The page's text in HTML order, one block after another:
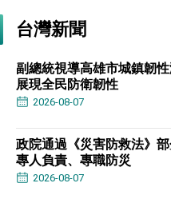
台灣新聞
副總統視導高雄市城鎮韌
展現全民防衛韌性
2026-08-07
政院通過《災害防救法》
專人負責、專職防災
2026-08-07